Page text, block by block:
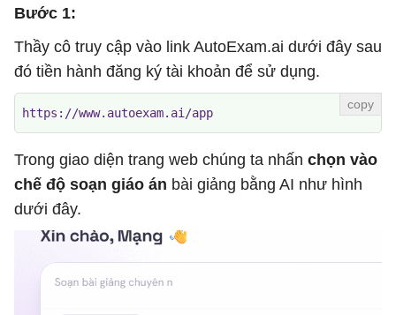
Bước 1:
Thầy cô truy cập vào link AutoExam.ai dưới đây sau
đó tiền hành đăng ký tài khoản để sử dụng.
https://www.autoexam.ai/app
Trong giao diện trang web chúng ta nhấn chọn vào
chế độ soạn giáo án bài giảng bằng AI như hình
dưới đây.